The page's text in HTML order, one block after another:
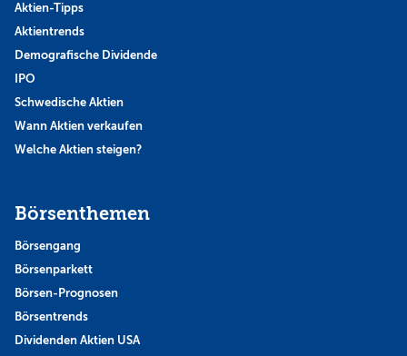
Aktien-Tipps
Aktientrends
Demografische Dividende
IPO
Schwedische Aktien
Wann Aktien verkaufen
Welche Aktien steigen?
Börsenthemen
Börsengang
Börsenparkett
Börsen-Prognosen
Börsentrends
Dividenden Aktien USA